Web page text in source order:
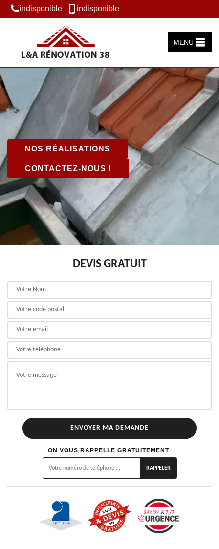
indisponible indisponible
MENU
NOS RÉALISATIONS
CONTACTEZ-NOUS !
DEVIS GRATUIT
ON VOUS RAPPELLE GRATUITEMENT